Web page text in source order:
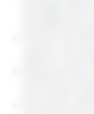
notamment la